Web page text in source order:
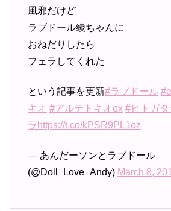
風邪だけど
ラブドール綾ちゃんに
おねだりしたら
フェラしてくれた
という記事を更新#ラブドール
キオ #アルテトキオex #ヒトガ
ラ https://t.co/kPSR9PL1oz
— あんだーソンとラブドール
(@Doll_Love_Andy) March 8,